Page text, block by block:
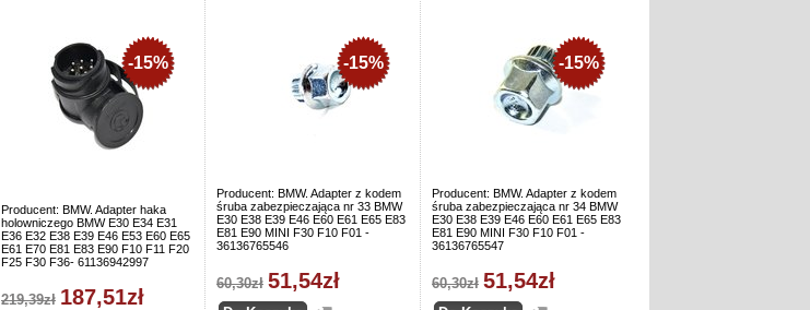
Producent: BMW. Adapter haka
holowniczego BMW E30 E34 E31
E36 E32 E38 E39 E46 E53 E60 E65
E61 E70 E81 E83 E90 F10 F11 F20
F25 F30 F36- 61136942997
-15%
219,39zł 187,51zł
Producent: BMW. Adapter z kodem
śruba zabezpieczająca nr 33 BMW
E30 E38 E39 E46 E60 E61 E65 E83
E81 E90 MINI F30 F10 F01 -
36136765546
-15%
60,30zł 51,54zł
Producent: BMW. Adapter z kodem
śruba zabezpieczająca nr 34 BMW
E30 E38 E39 E46 E60 E61 E65 E83
E81 E90 MINI F30 F10 F01 -
36136765547
-15%
60,30zł 51,54zł